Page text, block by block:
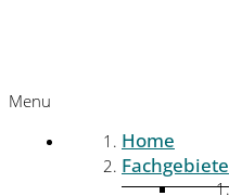
Menu
Home
Fachgebiete